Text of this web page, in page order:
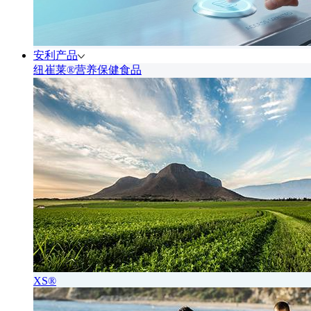
安利产品
纽崔莱®营养保健食品
XS®